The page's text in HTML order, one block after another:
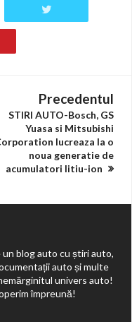
Precedentul
STIRI AUTO-Bosch, GS
Yuasa si Mitsubishi
lucreaza la o
noua generatie de
acumulatori litiu-ion
blog auto cu știri auto,
auto și multe
univers auto!
împreună!